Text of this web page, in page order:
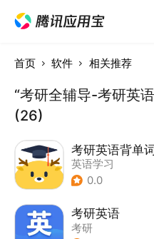
首页 软件 相关推荐
“考研全辅导-考研英
(26)
考研英语背单
英语学习
0.0
考研英语
考研